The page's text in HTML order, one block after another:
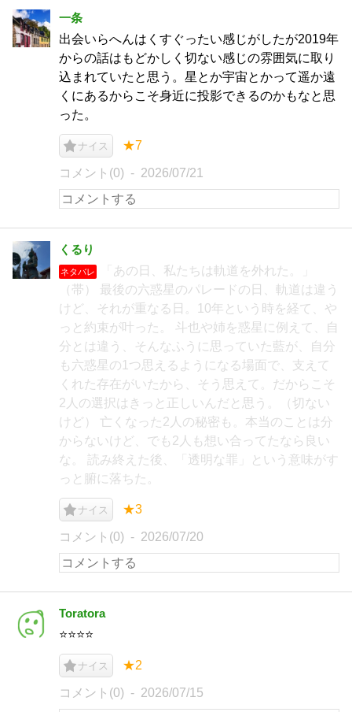
一条
出会いらへんはくすぐったい感じがしたが2019年
からの話はもどかしく切ない感じの雰囲気に取り
込まれていたと思う。星とか宇宙とかって遥か遠
くにあるからこそ身近に投影できるのかもなと思
った。
ナイス ★7
コメント(0) 2026/07/21
くるり
ネタバレ
「あの日、私たちは軌道を外れた。」
（帯） 最後の六惑星のパレードの日、軌道は違う
けど、それが重なる日。10年という時を経て、や
っと約束が叶った。 斗也や姉を惑星に例えて、自
分とは違う、そんなふうに思っていた藍が、自分
も六惑星の1つ思えるようになる場面で、支えて
くれた存在がいたから、そう思えて。だからこそ
2人の選択はきっと正しいんだと思う。（切ない
けど） 亡くなった2人の秘密も。本当のことは分
からないけど、でも2人も想い合ってたなら良い
な。 読み終えた後、「透明な罪」という意味がす
っと腑に落ちた。
ナイス ★3
コメント(0) 2026/07/20
Toratora
⭐️⭐️⭐️⭐️
ナイス ★2
コメント(0) 2026/07/15